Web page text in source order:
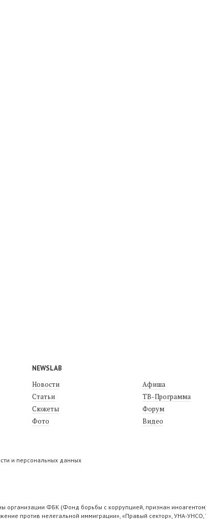
NEWSLAB
Новости
Статьи
Сюжеты
Фото
Афиша
ТВ-Программа
Форум
Видео
и персональных данных
организации ФБК (Фонд борьбы с коррупцией, признан
против нелегальной иммиграции», «Правый сектор», УНА-